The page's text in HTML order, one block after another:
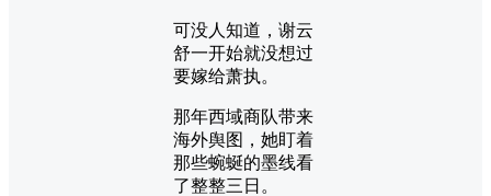
可没人知道，谢云
舒一开始就没想过
要嫁给萧执。
那年西域商队带来
海外舆图，她盯着
那些蜿蜒的墨线看
了整整三日。